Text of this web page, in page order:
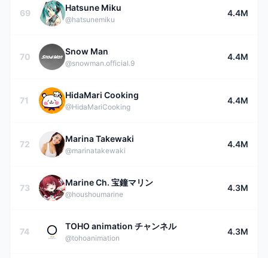
69
Hatsune Miku
@hatsunemiku
4.4M
70
Snow Man
@snowman.official.9
4.4M
71
HidaMari Cooking
@HidaMariCooking
4.4M
72
Marina Takewaki
@marinatakewaki
4.4M
73
Marine Ch. 宝鐘マリン
@houshoumarine
4.3M
74
TOHO animation チャンネル
@tohoanimation
4.3M